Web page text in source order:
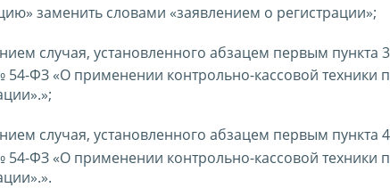
заменить словами «заявлением о регистрации»;
случая, установленного абзацем первым пункта 3
54-ФЗ «О применении контрольно-кассовой техники
случая, установленного абзацем первым пункта 4
54-ФЗ «О применении контрольно-кассовой техники